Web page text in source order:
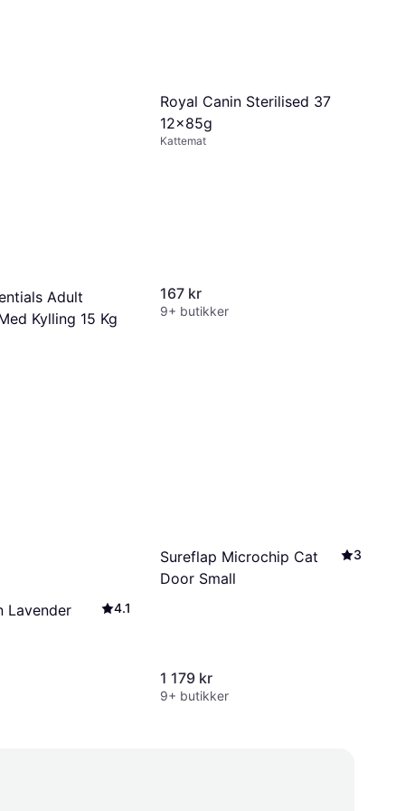
Adult
Kylling 15 Kg
Royal Canin Sterilised 37
12x85g
Kattemat
167 kr
9+ butikker
Lavender 4.1
Sureflap Microchip Cat
Door Small
3
1 179 kr
9+ butikker